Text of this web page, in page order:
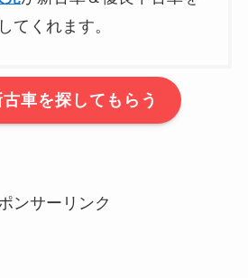
てくれます。
車を探してもらう
ンサーリンク